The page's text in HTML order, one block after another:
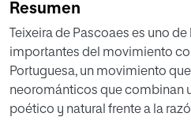
Resumen
Teixeira de Pascoaes es uno
importantes del movimiento
Portuguesa, un movimiento
neorománticos que combinan
poético y natural frente a la